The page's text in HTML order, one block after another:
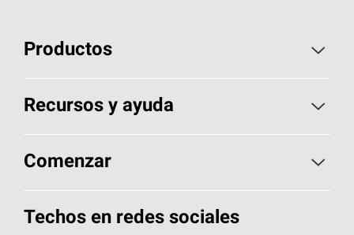
Productos
Elija sus tejas
Encuentre un contratista
Componentes para techos
Recursos y ayuda
Aspectos básicos sobre techos
Herramientas de diseño y color
Comenzar
Llame al 1-800-GET-PINK®
Techos en redes sociales